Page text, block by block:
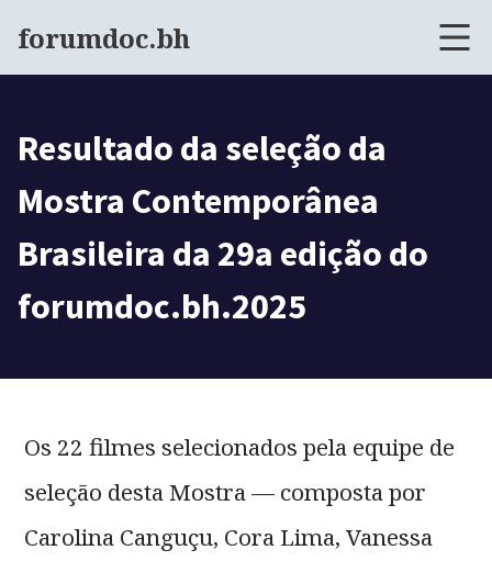
forumdoc.bh
Resultado da seleção da
Mostra Contemporânea
Brasileira da 29a edição do
forumdoc.bh.2025
Os 22 filmes selecionados pela equipe de
seleção desta Mostra — composta por
Carolina Canguçu, Cora Lima, Vanessa